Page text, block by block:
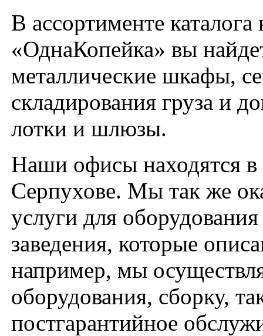
В ассортименте
«ОднаКопейка» вы
металлические шкафы,
складирования груза и
лотки и шлюзы.
Наши офисы находятся
Серпухове. Мы так же
услуги для
заведения, которые
например, мы
оборудования, сборку,
постгарантийное